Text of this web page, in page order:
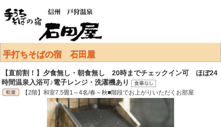
手打ちそばの宿 石田屋
【直前割！】夕食無し・朝食無し 20時までチェックイン可 ほぼ24
時間温泉入浴可♪電子レンジ・洗濯機あり
【2階】和室7.5畳1～4名/春～秋■階段でお上がりいただくお部屋